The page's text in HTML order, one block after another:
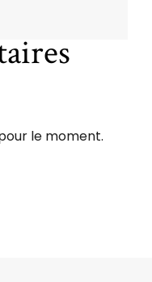
le moment.